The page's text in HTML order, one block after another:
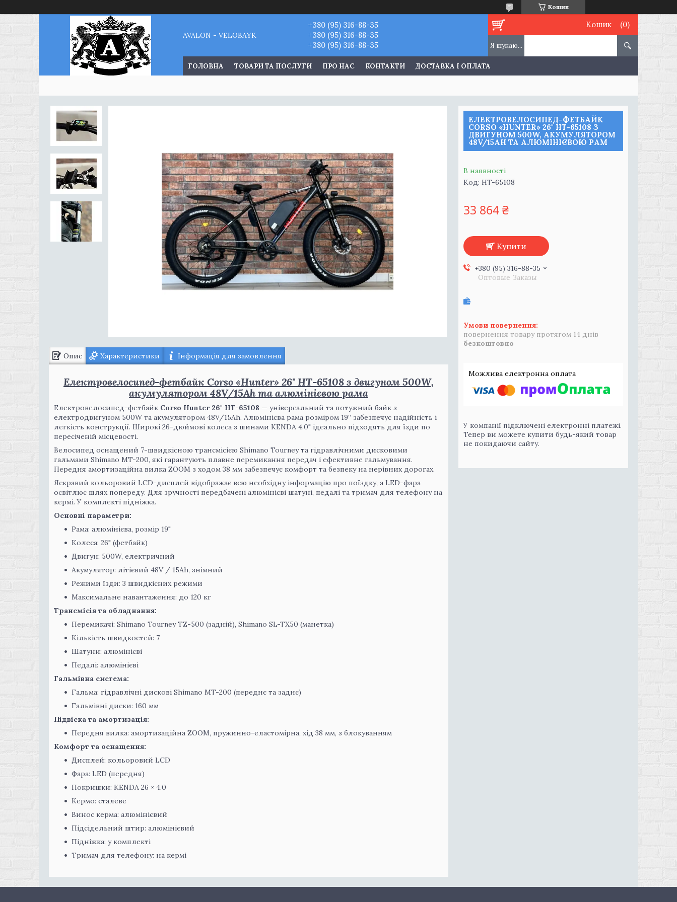
Кошик
AVALON - VELOBAYK
+380 (95) 316-88-35
+380 (95) 316-88-35
+380 (95) 316-88-35
Кошик
ГОЛОВНА ТОВАРИ ТА ПОСЛУГИ ПРО НАС КОНТАКТИ ДОСТАВКА І ОПЛАТА
Опис Характеристики Інформація для замовлення
Електровелосипед-фетбайк Corso «Hunter» 26" HT-65108 з двигуном 500W,
акумулятором 48V/15Ah та алюмінієвою рама
Електровелосипед-фетбайк Corso Hunter 26" HT-65108 — універсальний та потужний байк з
електродвигуном 500W та акумулятором 48V/15Ah. Алюмінієва рама розміром 19’’ забезпечує надійність і
легкість конструкції. Широкі 26-дюймові колеса з шинами KENDA 4.0" ідеально підходять для їзди по
пересіченій місцевості.
Велосипед оснащений 7-швидкісною трансмісією Shimano Tourney та гідравлічними дисковими
гальмами Shimano MT-200, які гарантують плавне перемикання передач і ефективне гальмування.
Передня амортизаційна вилка ZOOM з ходом 38 мм забезпечує комфорт та безпеку на нерівних дорогах.
Яскравий кольоровий LCD-дисплей відображає всю необхідну інформацію про поїздку, а LED-фара
освітлює шлях попереду. Для зручності передбачені алюмінієві шатуні, педалі та тримач для телефону на
кермі. У комплекті підніжка.
Основні параметри:
Рама: алюмінієва, розмір 19"
Колеса: 26" (фетбайк)
Двигун: 500W, електричний
Акумулятор: літієвий 48V / 15Ah, знімний
Режими їзди: 3 швидкісних режими
Максимальне навантаження: до 120 кг
Трансмісія та обладнання:
Перемикачі: Shimano Tourney TZ-500 (задній), Shimano SL-TX50 (манетка)
Кількість швидкостей: 7
Шатуни: алюмінієві
Педалі: алюмінієві
Гальмівна система:
Гальма: гідравлічні дискові Shimano MT-200 (переднє та заднє)
Гальмівні диски: 160 мм
Підвіска та амортизація:
Передня вилка: амортизаційна ZOOM, пружинно-еластомірна, хід 38 мм, з блокуванням
Комфорт та оснащення:
Дисплей: кольоровий LCD
Фара: LED (передня)
Покришки: KENDA 26 × 4.0
Кермо: сталеве
Винос керма: алюмінієвий
Підсідельний штир: алюмінієвий
Підніжка: у комплекті
Тримач для телефону: на кермі
ЕЛЕКТРОВЕЛОСИПЕД-ФЕТБАЙК
CORSO «HUNTER» 26" HT-65108 З
ДВИГУНОМ 500W, АКУМУЛЯТОРОМ
48V/15AH ТА АЛЮМІНІЄВОЮ РАМ
В наявності
Код: HT-65108
33 864 ₴
Купити
+380 (95) 316-88-35
Оптовые Заказы
повернення товару протягом 14 днів
безкоштовно
У компанії підключені електронні платежі.
Тепер ви можете купити будь-який товар
не покидаючи сайту.